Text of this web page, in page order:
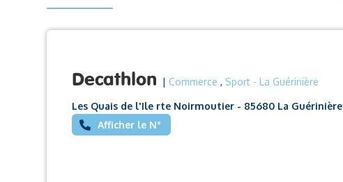
Decathlon |Commerce , Sport - La Guérinière
Les Quais de l'Ile rte Noirmoutier - 85680 La Guérinière
Afficher le N°